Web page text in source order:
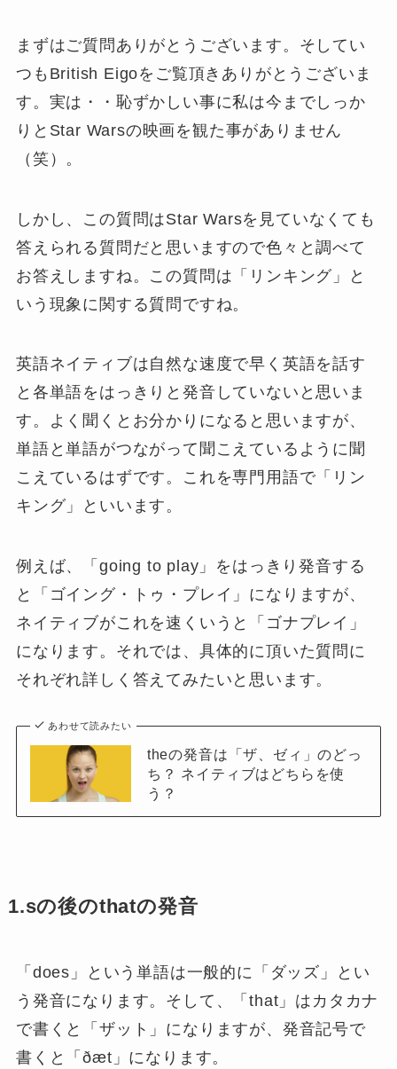
まずはご質問ありがとうございます。そしてい
つもBritish Eigoをご覧頂きありがとうございま
す。実は・・恥ずかしい事に私は今までしっか
りとStar Warsの映画を観た事がありません
（笑）。
しかし、この質問はStar Warsを見ていなくても
答えられる質問だと思いますので色々と調べて
お答えしますね。この質問は「リンキング」と
いう現象に関する質問ですね。
英語ネイティブは自然な速度で早く英語を話す
と各単語をはっきりと発音していないと思いま
す。よく聞くとお分かりになると思いますが、
単語と単語がつながって聞こえているように聞
こえているはずです。これを専門用語で「リン
キング」といいます。
例えば、「going to play」をはっきり発音する
と「ゴイング・トゥ・プレイ」になりますが、
ネイティブがこれを速くいうと「ゴナプレイ」
になります。それでは、具体的に頂いた質問に
それぞれ詳しく答えてみたいと思います。
あわせて読みたい
theの発音は「ザ、ゼィ」のどっ
ち？ ネイティブはどちらを使
う？
1.sの後のthatの発音
「does」という単語は一般的に「ダッズ」とい
う発音になります。そして、「that」はカタカナ
で書くと「ザット」になりますが、発音記号で
書くと「ðæt」になります。